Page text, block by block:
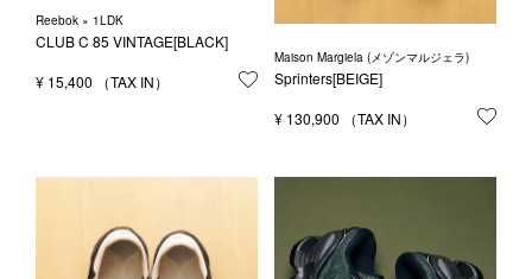
Reebok × 1LDK
CLUB C 85 VINTAGE[BLACK]
¥ 15,400 お気に入りに登録する
Maison Margiela (メゾンマルジェラ)
Sprinters[BEIGE]
¥ 130,900